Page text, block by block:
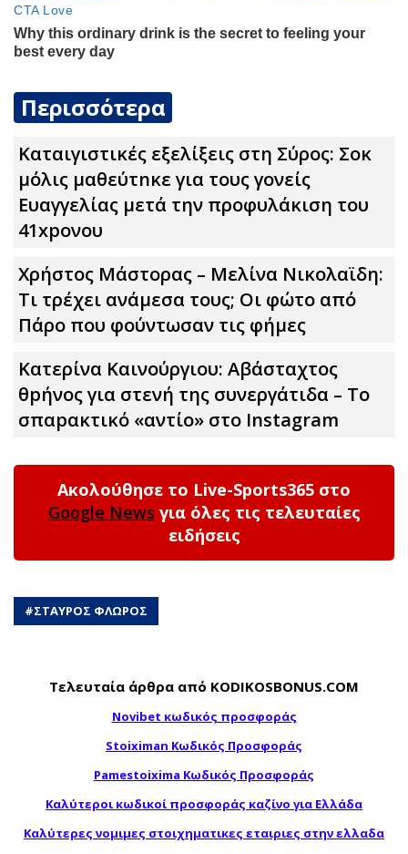
Περισσότερα
Καταιγιστικές εξελίξεις στη Σύρος: Σoκ
μόλις μαθεύτnκε για τους γονείς
Ευαγγελίας μετά την προφυλάκιση του
41xpονου
Χρήστος Μάστορας – Μελίνα Νικολαϊδη:
Τι τρέχει ανάμεσα τους; Οι φώτο από
Πάρο που φούντωσαν τις φήμες
Κατερίνα Καινούργιου: Αβάσταχτος
θpήνος για στενή της συνεργάτιδα – Το
σπαpακτικό «αντίο» στο Instagram
Ακολούθησε το Live-Sports365 στο
Google News για όλες τις τελευταίες
ειδήσεις
#ΣΤΑΥΡΟΣ ΦΛΩΡΟΣ
Τελευταία άρθρα από KODIKOSBONUS.COM
Novibet κωδικός προσφοράς
Stoiximan Κωδικός Προσφοράς
Pamestoixima Κωδικός Προσφοράς
Καλύτεροι κωδικοί προσφοράς καζίνο για Ελλάδα
Καλύτερες νομιμες στοιχηματικες εταιριες στην ελλαδα